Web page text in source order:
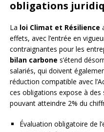
obligations
La loi Climat et Résilience
effets, avec l’entrée en
contraignantes pour les
bilan carbone s’étend
salariés, qui doivent
réduction compatible avec
ces obligations expose à
pouvant atteindre 2% du
Évaluation obligatoire de